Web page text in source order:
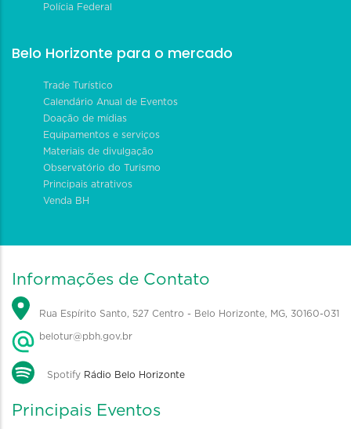
Polícia Federal
Belo Horizonte para o mercado
Trade Turístico
Calendário Anual de Eventos
Doação de mídias
Equipamentos e serviços
Materiais de divulgação
Observatório do Turismo
Principais atrativos
Venda BH
Informações de Contato
Rua Espírito Santo, 527 Centro - Belo Horizonte, MG, 30160-031
belotur@pbh.gov.br
Spotify Rádio Belo Horizonte
Principais Eventos